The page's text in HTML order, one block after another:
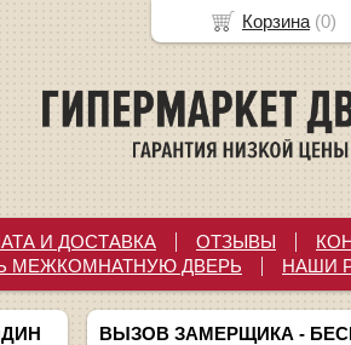
И ДОСТАВКА ОТЗЫВЫ
МЕЖКОМНАТНУЮ ДВЕРЬ НАШИ
ВЫЗОВ ЗАМЕРЩИКА -
Корзина (0)